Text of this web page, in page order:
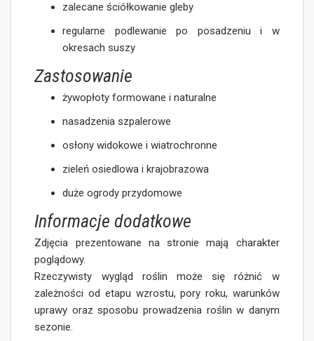
zalecane ściółkowanie gleby
regularne podlewanie po posadzeniu i w
okresach suszy
Zastosowanie
żywopłoty formowane i naturalne
nasadzenia szpalerowe
osłony widokowe i wiatrochronne
zieleń osiedlowa i krajobrazowa
duże ogrody przydomowe
Informacje dodatkowe
Zdjęcia prezentowane na stronie mają charakter
poglądowy.
Rzeczywisty wygląd roślin może się różnić w
zależności od etapu wzrostu, pory roku, warunków
uprawy oraz sposobu prowadzenia roślin w danym
sezonie.